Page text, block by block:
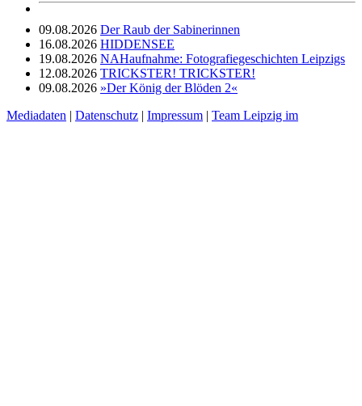
09.08.2026 Der Raub der Sabinerinnen
16.08.2026 HIDDENSEE
19.08.2026 NAHaufnahme: Fotografiegeschichten Leipzigs
12.08.2026 TRICKSTER! TRICKSTER!
09.08.2026 »Der König der Blöden 2«
Mediadaten | Datenschutz | Impressum | Team Leipzig im